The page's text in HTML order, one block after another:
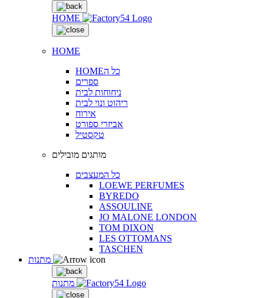
HOME
HOME
HOMEכל ה
ספרים
ניחוחות לבית
ריהוט ונוי לבית
אירוח
אביזרי ספורט
טקסטיל
מותגים מובילים
כל המעצבים
LOEWE PERFUMES
BYREDO
ASSOULINE
JO MALONE LONDON
TOM DIXON
LES OTTOMANS
TASCHEN
מתנות